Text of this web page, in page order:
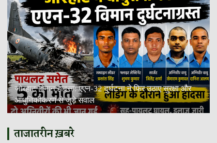
जोरहाट विमान हादसा: एएन-32 दुर्घटना ने फिर उठाए सुरक्षा और
आधुनिकीकरण से जुड़े सवाल
ताजातरीन ख़बरे